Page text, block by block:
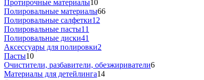
Протирочные материалы10
Полировальные материалы66
Полировальные салфетки12
Полировальные пасты11
Полировальные диски41
Аксессуары для полировки2
Пасты10
Очистители, разбавители, обезжириватели6
Материалы для детейлинга14